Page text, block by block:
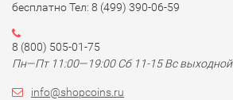
бесплатно Тел: 8 (499) 390-06-59
8 (800) 505-01-75
Пн—Пт 11:00—19:00 Сб 11-15 Вс выходной
info@shopcoins.ru